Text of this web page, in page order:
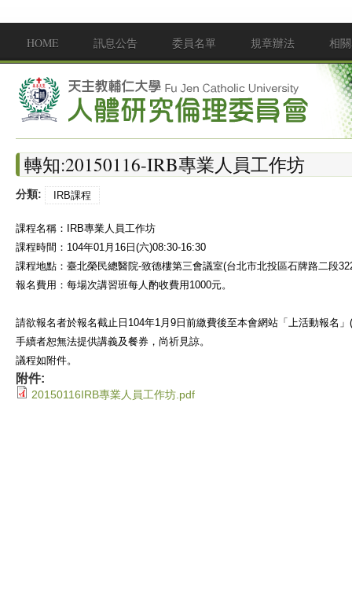
Main menu
HOME 訊息公告 委員名單 規章辦法 相
轉知:20150116-IRB專業人員工作坊
分類: IRB課程
課程名稱：IRB專業人員工作坊
課程時間：104年01月16日(六)08:30-16:30
課程地點：臺北榮民總醫院-致德樓第三會議室(台北市北投區石牌路二段
報名費用：每場次講習班每人酌收費用1000元。
請欲報名者於報名截止日104年1月9日前繳費後至本會網站「上活動報名」
手續者恕無法提供講義及餐券，尚祈見諒。
議程如附件。
附件:
20150116IRB專業人員工作坊.pdf